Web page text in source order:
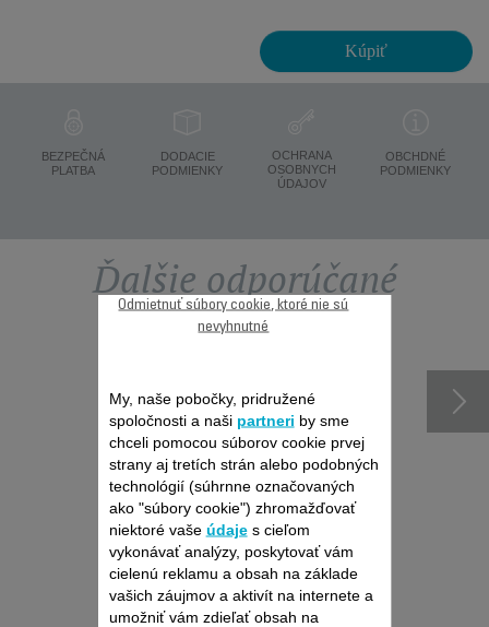
Kúpiť
BEZPEČNÁ
PLATBA
DODACIE
PODMIENKY
OCHRANA
OSOBNYCH
ÚDAJOV
OBCHDNÉ
PODMIENKY
Ďalšie odporúčané
príslušenstvo
NÁDRŽ PARNEJ KEFY
NA VLASY
My, naše pobočky, pridružené
spoločnosti a naši partneri by sme
chceli pomocou súborov cookie prvej
strany aj tretích strán alebo podobných
technológií (súhrnne označovaných
ako "súbory cookie") zhromažďovať
niektoré vaše údajes cieľom
vykonávať analýzy, poskytovať vám
cielenú reklamu a obsah na základe
vašich záujmov a aktivít na internete a
umožniť vám zdieľať obsah na
Odmietnuť súbory cookie, ktoré nie sú
nevyhnutné